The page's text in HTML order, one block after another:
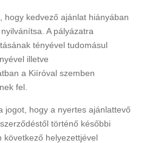
hogy kedvező ajánlat hiányában
A pályázatra
tényével tudomásul
illetve
a Kiíróval szemben
fel.
jogot, hogy a nyertes ajánlattevő
történő későbbi
következő helyezettjével